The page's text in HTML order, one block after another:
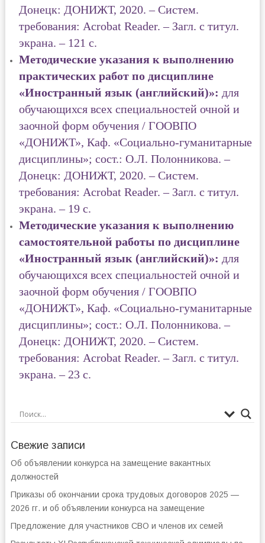
Донецк: ДОНИЖТ, 2020. – Систем.
требования: Acrobat Reader. – Загл. с титул.
экрана. – 121 с.
Методические указания к выполнению
практических работ по дисциплине
«Иностранный язык (английский)»: для
обучающихся всех специальностей очной и
заочной форм обучения / ГООВПО
«ДОНИЖТ», Каф. «Социально-гуманитарные
дисциплины»; сост.: О.Л. Полонникова. –
Донецк: ДОНИЖТ, 2020. – Систем.
требования: Acrobat Reader. – Загл. с титул.
экрана. – 19 с.
Методические указания к выполнению
самостоятельной работы по дисциплине
«Иностранный язык (английский)»: для
обучающихся всех специальностей очной и
заочной форм обучения / ГООВПО
«ДОНИЖТ», Каф. «Социально-гуманитарные
дисциплины»; сост.: О.Л. Полонникова. –
Донецк: ДОНИЖТ, 2020. – Систем.
требования: Acrobat Reader. – Загл. с титул.
экрана. – 23 с.
Свежие записи
Об объявлении конкурса на замещение вакантных
должностей
Приказы об окончании срока трудовых договоров 2025 —
2026 гг. и об объявлении конкурса на замещение
Предложение для участников СВО и членов их семей